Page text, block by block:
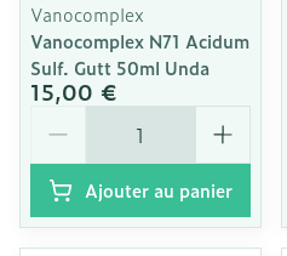
Vanocomplex
Vanocomplex N71 Acidum
Sulf. Gutt 50ml Unda
15,00 €
Ajouter au panier